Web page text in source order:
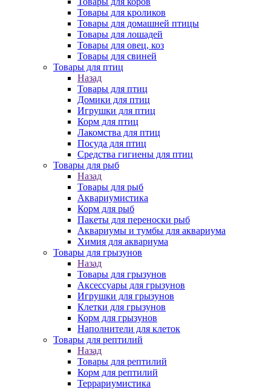
Товары для кроликов
Товары для домашней птицы
Товары для лошадей
Товары для овец, коз
Товары для свиней
Товары для птиц
Назад
Товары для птиц
Домики для птиц
Игрушки для птиц
Корм для птиц
Лакомства для птиц
Посуда для птиц
Средства гигиены для птиц
Товары для рыб
Назад
Товары для рыб
Аквариумистика
Корм для рыб
Пакеты для переноски рыб
Аквариумы и тумбы для аквариума
Химия для аквариума
Товары для грызунов
Назад
Товары для грызунов
Аксессуары для грызунов
Игрушки для грызунов
Клетки для грызунов
Корм для грызунов
Наполнители для клеток
Товары для рептилий
Назад
Товары для рептилий
Корм для рептилий
Террариумистика